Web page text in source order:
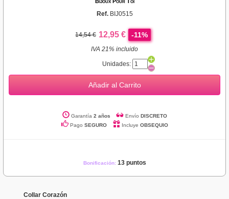
Ref. BIJ0515
14,54 € 12,95 € -11%
IVA 21% incluido
Unidades:
Añadir al Carrito
Garantía 2 años Envío DISCRETO
Pago SEGURO Incluye OBSEQUIO
Bonificación: 13 puntos
Collar Corazón